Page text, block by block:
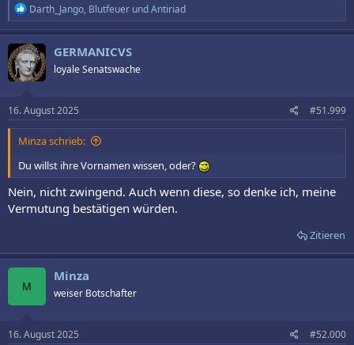
R
e
a
k
t
i
o
e
n
:
Darth_Jango, Blutfeuer undAntiriad
GERMANICVS
loyale Senatswache
16. August 2025 #51.999
Minza schrieb:
Du willst ihre Vornamen wissen, oder?
Nein, nicht zwingend. Auch wenn diese, so denke ich, meine
Vermutung bestätigen würden.
Zitieren
M
Minza
weiser Botschafter
16. August 2025 #52.000